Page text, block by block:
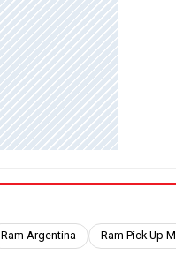
Ram Argentina Ram Pick Up